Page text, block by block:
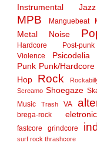
Instrumental Jazz
MPB Manguebeat
Metal Noise
Hardcore
Post-punk
Violence
Psicodelia
Punk Punk/Hardcore
Hop
Rock
Screamo Shoegaze
Music
Trash VA
brega-rock
fastcore
grindcore
surf rock thrashcore